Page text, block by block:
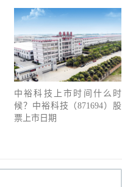
中裕科技上市时间什么时
候？中裕科技（871694）股
票上市日期